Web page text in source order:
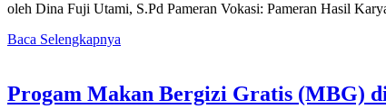
oleh Dina Fuji Utami, S.Pd Pameran Vokasi: Pameran Hasil
Baca Selengkapnya
Progam Makan Bergizi Gratis (MBG)